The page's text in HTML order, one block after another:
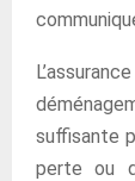
suffisante
perte ou